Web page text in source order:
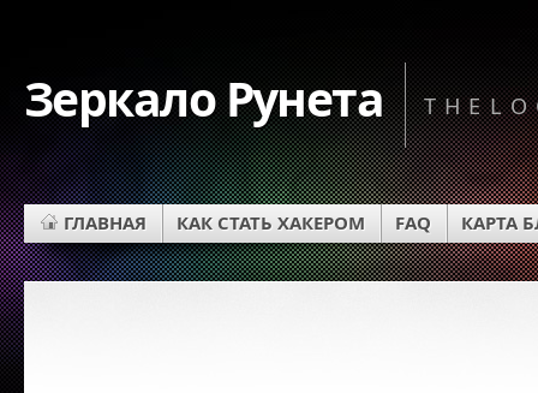
Зеркало Рунета
ГЛАВНАЯ КАК СТАТЬ ХАКЕРОМ FAQ КАРТА